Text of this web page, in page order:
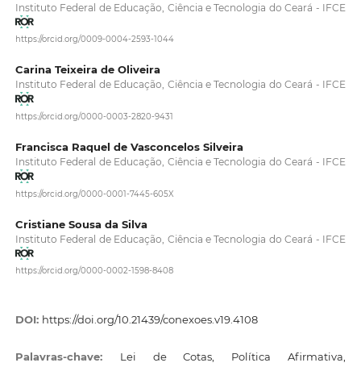
Instituto Federal de Educação, Ciência e Tecnologia do Ceará - IFCE
https://orcid.org/0009-0004-2593-1044
Carina Teixeira de Oliveira
Instituto Federal de Educação, Ciência e Tecnologia do Ceará - IFCE
https://orcid.org/0000-0003-2820-9431
Francisca Raquel de Vasconcelos Silveira
Instituto Federal de Educação, Ciência e Tecnologia do Ceará - IFCE
https://orcid.org/0000-0001-7445-605X
Cristiane Sousa da Silva
Instituto Federal de Educação, Ciência e Tecnologia do Ceará - IFCE
https://orcid.org/0000-0002-1598-8408
DOI: https://doi.org/10.21439/conexoes.v19.4108
Palavras-chave: Lei de Cotas, Política Afirmativa,